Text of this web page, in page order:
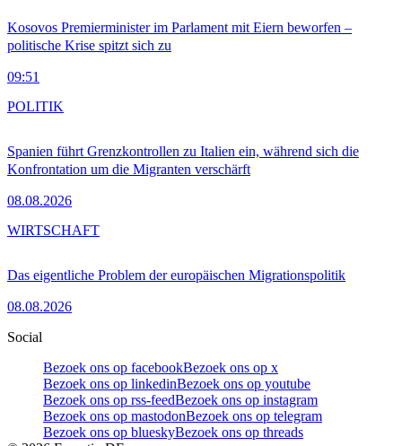
Kosovos Premierminister im Parlament mit Eiern beworfen –
politische Krise spitzt sich zu
09:51
Spanien führt Grenzkontrollen zu Italien ein, während sich die
Konfrontation um die Migranten verschärft
08.08.2026
POLITIK
Das eigentliche Problem der europäischen Migrationspolitik
08.08.2026
WIRTSCHAFT
Social
Bezoek ons op facebookBezoek ons op x
Bezoek ons op linkedinBezoek ons op youtube
Bezoek ons op rss-feedBezoek ons op instagram
Bezoek ons op mastodonBezoek ons op telegram
Bezoek ons op blueskyBezoek ons op threads